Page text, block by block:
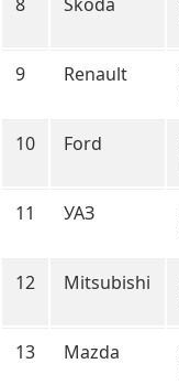
9 Renault
10 Ford
11 УАЗ
12 Mitsubishi
13 Mazda